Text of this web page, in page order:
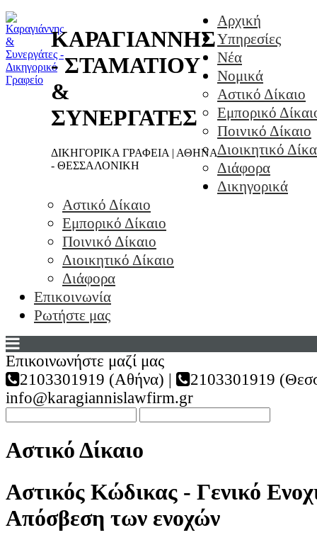
ΚΑΡΑΓΙΑΝΝΗΣ
- ΣΤΑΜΑΤΙΟΥ
&
ΣΥΝΕΡΓΑΤΕΣ
ΔΙΚΗΓΟΡΙΚΑ ΓΡΑΦΕΙΑ | ΑΘΗΝΑ
- ΘΕΣΣΑΛΟΝΙΚΗ
Αρχική
Υπηρεσίες
Νέα
Νομικά
Αστικό Δίκαιο
Εμπορικό
Ποινικό Δίκαιο
Διοικητικό
Διάφορα
Δικηγορικά
Αστικό Δίκαιο
Εμπορικό Δίκαιο
Ποινικό Δίκαιο
Διοικητικό Δίκαιο
Διάφορα
Επικοινωνία
Ρωτήστε μας
Επικοινωνήστε μαζί μας
2103301919 (Αθήνα) |
2103301919
info@karagiannislawfirm.gr
Αστικό Δίκαιο
Αστικός Κώδικας - Γενικό
Απόσβεση των ενοχών